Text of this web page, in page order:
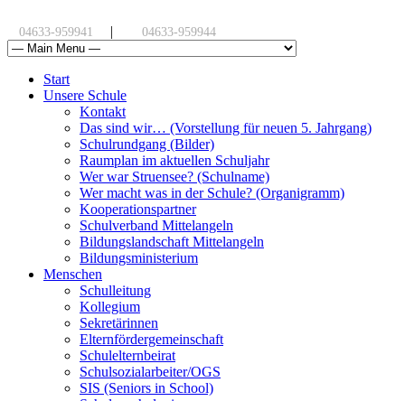
04633-959941 | 04633-959944
Start
Unsere Schule
Kontakt
Das sind wir… (Vorstellung für neuen 5. Jahrgang)
Schulrundgang (Bilder)
Raumplan im aktuellen Schuljahr
Wer war Struensee? (Schulname)
Wer macht was in der Schule? (Organigramm)
Kooperationspartner
Schulverband Mittelangeln
Bildungslandschaft Mittelangeln
Bildungsministerium
Menschen
Schulleitung
Kollegium
Sekretärinnen
Elternfördergemeinschaft
Schulelternbeirat
Schulsozialarbeiter/OGS
SIS (Seniors in School)